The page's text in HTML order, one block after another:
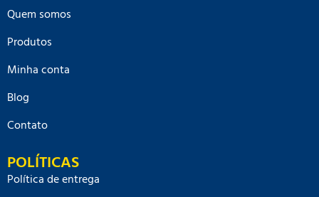
Quem somos
Produtos
Minha conta
Blog
Contato
POLÍTICAS
Política de entrega